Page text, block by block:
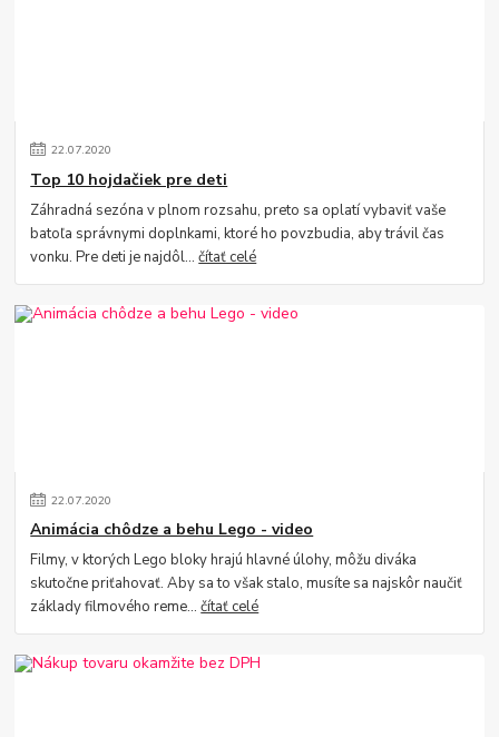
22.07.2020
Top 10 hojdačiek pre deti
Záhradná sezóna v plnom rozsahu, preto sa oplatí vybaviť vaše
batoľa správnymi doplnkami, ktoré ho povzbudia, aby trávil čas
vonku. Pre deti je najdôl...čítať celé
22.07.2020
Animácia chôdze a behu Lego - video
Filmy, v ktorých Lego bloky hrajú hlavné úlohy, môžu diváka
skutočne priťahovať. Aby sa to však stalo, musíte sa najskôr naučiť
základy filmového reme...čítať celé